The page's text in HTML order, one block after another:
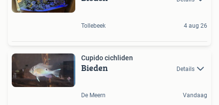
Tollebeek 4 aug 26
Cupido cichliden
Bieden Details
De Meern Vandaag